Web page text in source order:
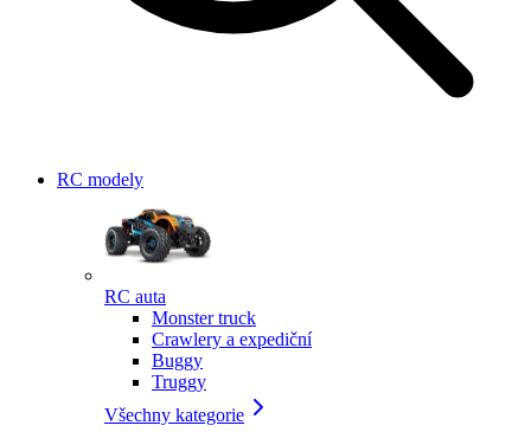
RC modely
RC auta
Monster truck
Crawlery a expediční
Buggy
Truggy
Všechny kategorie